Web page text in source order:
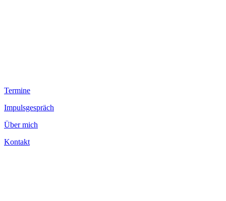
Termine
Impulsgespräch
Über mich
Kontakt